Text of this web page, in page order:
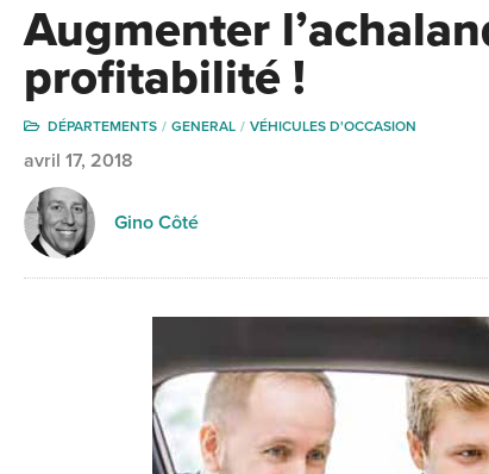
Augmenter
profitabilité !
DÉPARTEMENTS GENERAL VÉHICULES D'OCCASION
avril 17, 2018
Gino Côté